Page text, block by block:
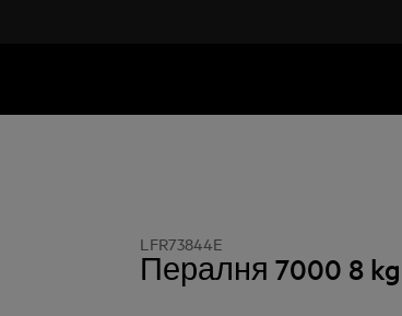
LFR73844E
Пералня 7000 8 kg